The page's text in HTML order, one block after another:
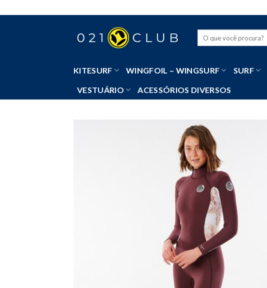
to
KITESURF WINGFOIL – WINGSURF SURF
VESTUÁRIO ACESSÓRIOS DIVERSOS